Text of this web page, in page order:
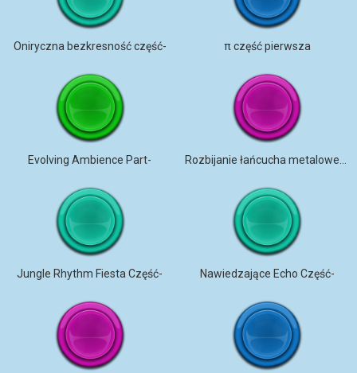
Oniryczna bezkresność część- π część pierwsza
Evolving Ambience Part-
Jungle Rhythm Fiesta Część- Nawiedzające Echo Część-